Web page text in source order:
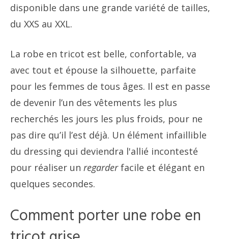
disponible dans une grande variété de tailles,
du XXS au XXL.
La robe en tricot est belle, confortable, va
avec tout et épouse la silhouette, parfaite
pour les femmes de tous âges. Il est en passe
de devenir l’un des vêtements les plus
recherchés les jours les plus froids, pour ne
pas dire qu’il l’est déjà. Un élément infaillible
du dressing qui deviendra l'allié incontesté
pour réaliser un regarderfacile et élégant en
quelques secondes.
Comment porter une robe en